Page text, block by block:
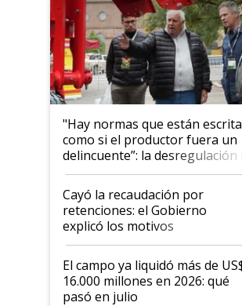
"Hay normas que están
como si el productor fuera un
delincuente”: la desregulación
al Congreso Aapresid y hasta
habló del financiamiento al
Cayó la recaudación por
retenciones: el Gobierno
explicó los motivos
El campo ya liquidó más de
16.000 millones en 2026: qué
pasó en julio